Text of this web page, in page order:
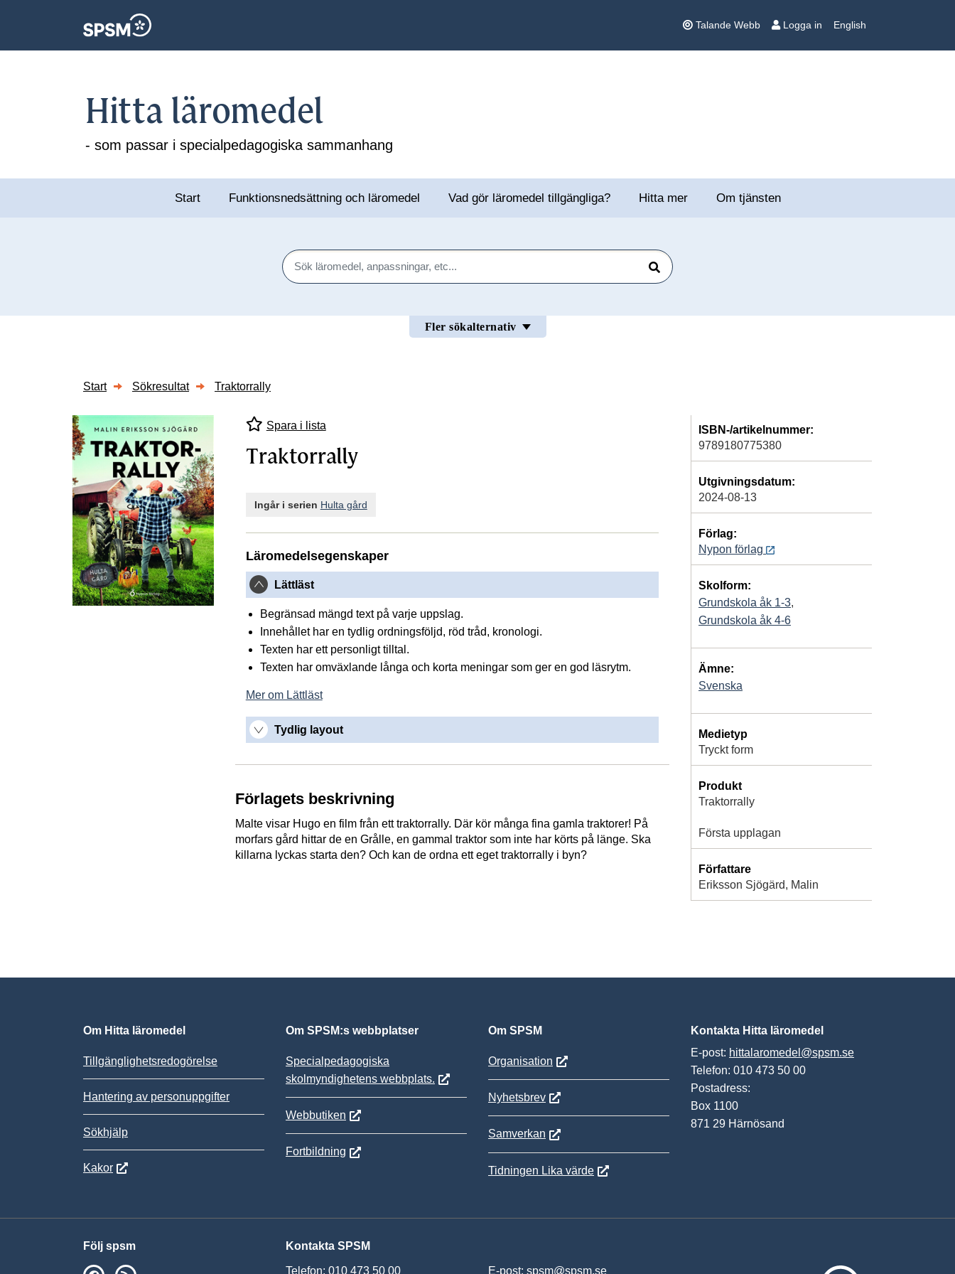
Talande Webb Logga in English
Hitta läromedel
- som passar i specialpedagogiska sammanhang
Start Funktionsnedsättning och läromedel Vad gör läromedel tillgängliga? Hitta mer Om tjänsten
Sök
Sök
Fler sökalternativ
Start Sökresultat Traktorrally
Spara i lista
Traktorrally
Ingår i serien Hulta gård
Läromedelsegenskaper
Lättläst
Begränsad mängd text på varje uppslag.
Innehållet har en tydlig ordningsföljd, röd tråd, kronologi.
Texten har ett personligt tilltal.
Texten har omväxlande långa och korta meningar som ger en god läsrytm.
Mer om Lättläst
Tydlig layout
Förlagets beskrivning
Malte visar Hugo en film från ett traktorrally. Där kör många fina gamla traktorer! På
morfars gård hittar de en Grålle, en gammal traktor som inte har körts på länge. Ska
killarna lyckas starta den? Och kan de ordna ett eget traktorrally i byn?
ISBN-/artikelnummer:
9789180775380
Utgivningsdatum:
2024-08-13
Förlag:
Nypon förlag
Skolform:
Grundskola åk 1-3,
Grundskola åk 4-6
Ämne:
Svenska
Medietyp
Tryckt form
Produkt
Traktorrally
Första upplagan
Författare
Eriksson Sjögärd, Malin
Om Hitta läromedel
Tillgänglighetsredogörelse
Hantering av personuppgifter
Sökhjälp
Kakor
Om SPSM:s webbplatser
Specialpedagogiska
skolmyndighetens webbplats.
Webbutiken
Fortbildning
Om SPSM
Organisation
Nyhetsbrev
Samverkan
Tidningen Lika värde
Kontakta Hitta läromedel
E-post: hittalaromedel@spsm.se
Telefon: 010 473 50 00
Postadress:
Box 1100
871 29 Härnösand
Följ spsm Kontakta SPSM
Telefon: 010 473 50 00 E-post: spsm@spsm.se